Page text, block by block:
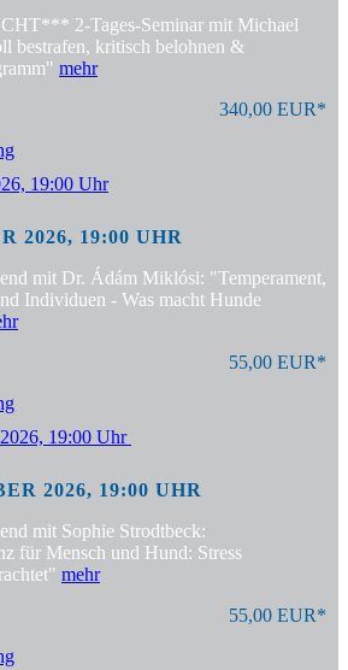
2-Tages-Seminar mit Michael
bestrafen, kritisch belohnen &
mehr
340,00 EUR*
2026, 19:00 UHR
mit Dr. Ádám Miklósi: "Temperament,
Individuen - Was macht Hunde
55,00 EUR*
2026, 19:00 UHR
mit Sophie Strodtbeck:
für Mensch und Hund: Stress
mehr
55,00 EUR*